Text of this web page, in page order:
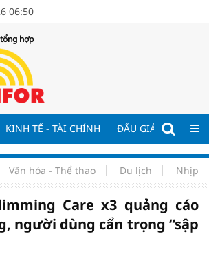
06:50
hợp
KINH TẾ - TÀI CHÍNH ĐẤU GIÁ - ĐẤU
Văn hóa - Thể thao Du lịch Nhịp
Care x3 quảng cáo
người dùng cẩn trọng “sập